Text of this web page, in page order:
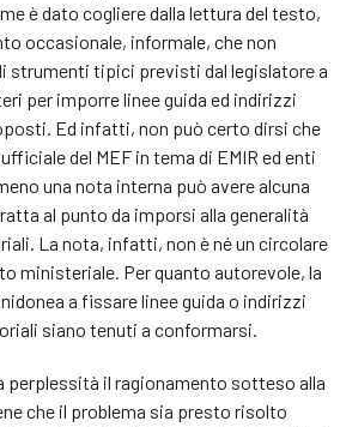
è dato cogliere dalla lettura del testo,
occasionale, informale, che non
strumenti tipici previsti dal legislatore a
per imporre linee guida ed indirizzi
Ed infatti, non può certo dirsi che
del MEF in tema di EMIR ed enti
una nota interna può avere alcuna
al punto da imporsi alla generalità
La nota, infatti, non è né un circolare
ministeriale. Per quanto autorevole, la
a fissare linee guida o indirizzi
siano tenuti a conformarsi.
perplessità il ragionamento sotteso alla
che il problema sia presto risolto